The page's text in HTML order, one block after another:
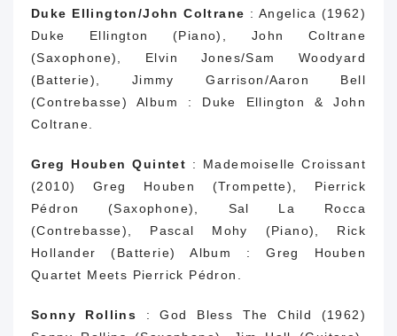
Duke Ellington/John Coltrane : Angelica (1962)
Duke Ellington (Piano), John Coltrane
(Saxophone), Elvin Jones/Sam Woodyard
(Batterie), Jimmy Garrison/Aaron Bell
(Contrebasse) Album : Duke Ellington & John
Coltrane.
Greg Houben Quintet : Mademoiselle Croissant
(2010) Greg Houben (Trompette), Pierrick
Pédron (Saxophone), Sal La Rocca
(Contrebasse), Pascal Mohy (Piano), Rick
Hollander (Batterie) Album : Greg Houben
Quartet Meets Pierrick Pédron.
Sonny Rollins : God Bless The Child (1962)